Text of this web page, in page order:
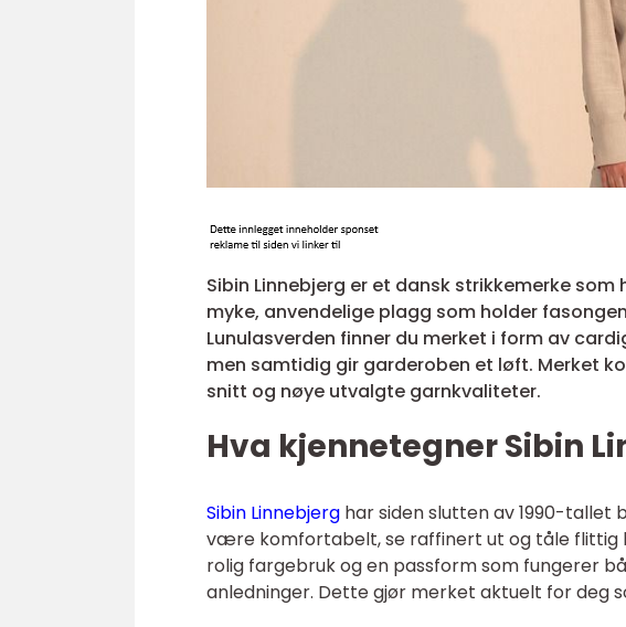
Sibin Linnebjerg er et dansk strikkemerke
myke, anvendelige plagg som holder
Lunulasverden finner du merket i form av
men samtidig gir garderoben et løft. Merket
snitt og nøye utvalgte garnkvaliteter.
Hva kjennetegner Sibin
Sibin Linnebjerg har siden slutten av 1990-tallet
være komfortabelt, se raffinert ut og tåle flittig
rolig fargebruk og en passform som fungerer
anledninger. Dette gjør merket aktuelt for deg